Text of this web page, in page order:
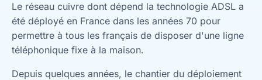
Le réseau cuivre dont dépend la technologie ADSL a
été déployé en France dans les années 70 pour
permettre à tous les français de disposer d'une ligne
téléphonique fixe à la maison.
Depuis quelques années, le chantier du déploiement